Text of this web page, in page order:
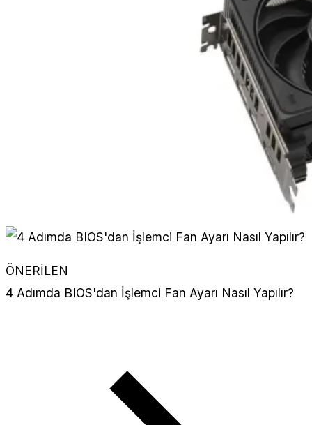
ÖNERİLEN
4 Adımda BIOS'dan İşlemci Fan Ayarı Nasıl Yapılır?